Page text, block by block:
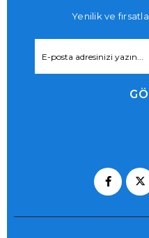
Yenilik ve